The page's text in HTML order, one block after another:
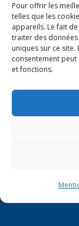
Pour offrir les
telles que les
appareils. Le fait
traiter des
uniques sur ce
consentement
et fonctions.